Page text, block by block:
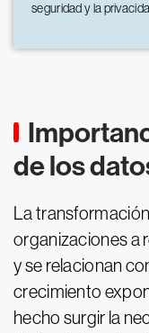
seguridad y la
de los
La
organizaciones a
y se relacionan
crecimiento
hecho surgir la